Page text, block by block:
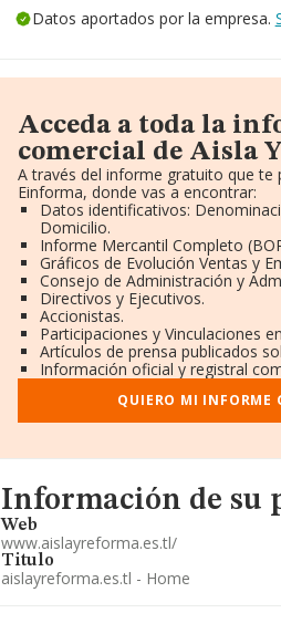
Datos aportados por la empresa.
Acceda a toda la
comercial de Aisla
A través del informe gratuito que te
Einforma, donde vas a encontrar:
Datos identificativos:
Domicilio.
Informe Mercantil Completo
Gráficos de Evolución Ventas y
Consejo de Administración y
Directivos y Ejecutivos.
Accionistas.
Participaciones y Vinculaciones
Artículos de prensa publicados
Información oficial y registral
QUIERO MI INFORME
Informacion de su página web
Información de su
Web
www.aislayreforma.es.tl/
Titulo
aislayreforma.es.tl - Home